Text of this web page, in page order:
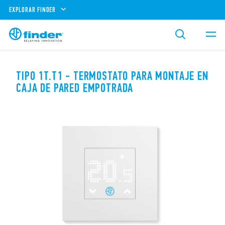
EXPLORAR FINDER
TIPO 1T.T1 - TERMOSTATO PARA MONTAJE EN
CAJA DE PARED EMPOTRADA